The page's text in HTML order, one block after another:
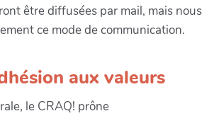
être diffusées par mail, mais nous
ce mode de communication.
aux valeurs
le CRAQ! prône